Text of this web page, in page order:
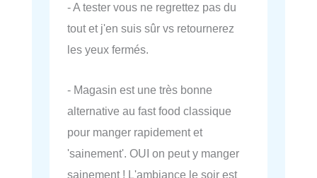
- A tester vous ne regrettez pas du
tout et j'en suis sûr vs retournerez
les yeux fermés.
- Magasin est une très bonne
alternative au fast food classique
pour manger rapidement et
'sainement'. OUI on peut y manger
sainement ! L'ambiance le soir est